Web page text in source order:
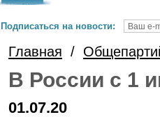
Подписаться на новости:
Главная /
В России с 1
01.07.20